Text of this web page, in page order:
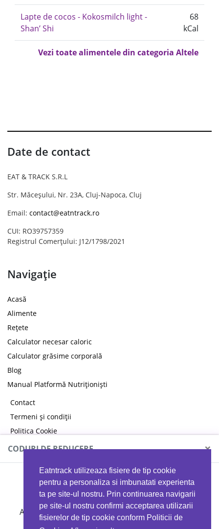
Eatntrack utilizeaza fisiere de tip cookie
pentru a personaliza si imbunatati experienta
ta pe site-ul nostru. Prin continuarea navigarii
pe site-ul nostru confirmi acceptarea utilizarii
fisierelor de tip cookie conform Politicii de
Lapte de cocos - Kokosmilch light -
Shan’ Shi
68
kCal
Vezi toate alimentele din categoria Altele
Date de contact
EAT & TRACK S.R.L
Str. Măceșului, Nr. 23A, Cluj-Napoca, Cluj
Email: contact@eatntrack.ro
CUI: RO39757359
Registrul Comerțului: J12/1798/2021
Navigație
Acasă
Alimente
Rețete
Calculator necesar caloric
Calculator grăsime corporală
Blog
Manual Platformă Nutriționiști
Contact
Termeni și condiții
Politica Cookie
Politica de confidențialitate
CODURI DE REDUCERE ×
MYPROTEIN
Ai 40%reducere la orice comandă folosind codul
EATTRACK